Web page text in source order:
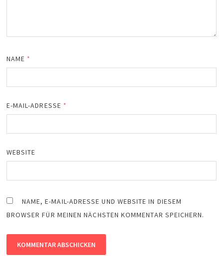
NAME *
E-MAIL-ADRESSE *
WEBSITE
NAME, E-MAIL-ADRESSE UND WEBSITE IN DIESEM
BROWSER FÜR MEINEN NÄCHSTEN KOMMENTAR SPEICHERN.